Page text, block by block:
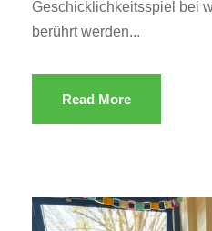
Geschicklichkeitsspiel bei
berührt werden...
Read More